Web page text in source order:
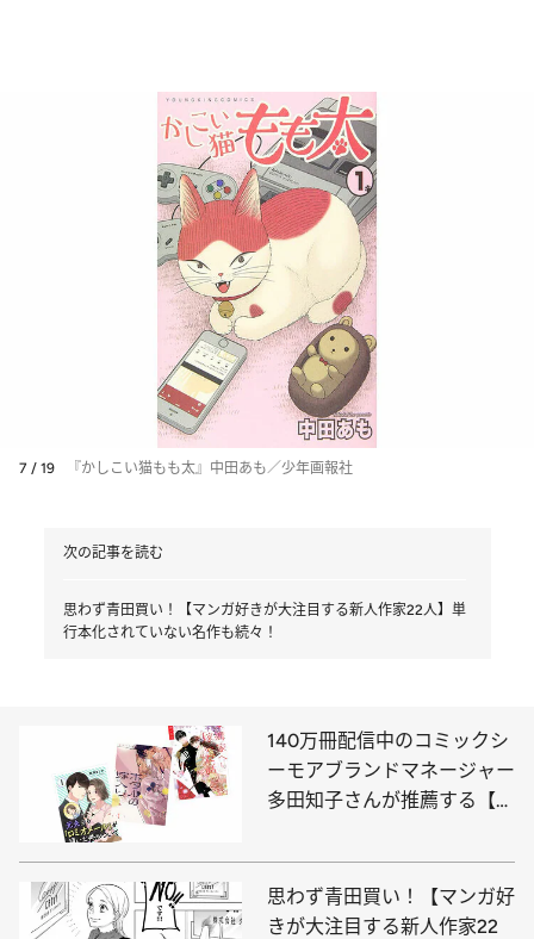
7 / 19 『かしこい猫もも太』中田あも／少年画報社
次の記事を読む
思わず青田買い！【マンガ好きが大注目する新人作家22人】単
行本化されていない名作も続々！
140万冊配信中のコミックシ
ーモアブランドマネージャー
多田知子さんが推薦する【電
思わず青田買い！【マンガ好
きが大注目する新人作家22